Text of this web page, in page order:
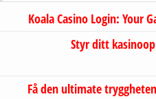
Koala Casino Login:
Styr ditt
Få den ultimate